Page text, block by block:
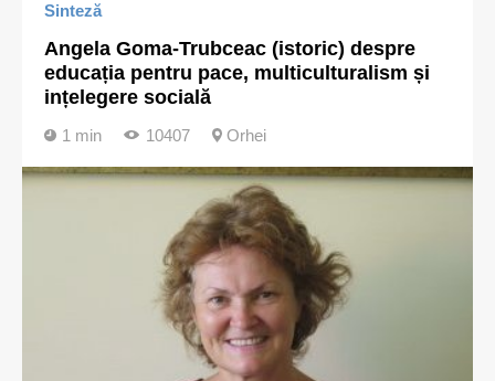
Sinteză
Angela Goma-Trubceac (istoric) despre
educația pentru pace, multiculturalism și
ințelegere socială
1 min 10407 Orhei